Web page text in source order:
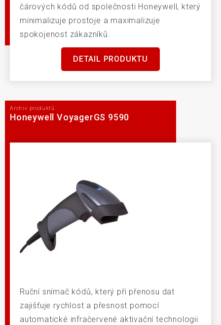
čárových kódů od společnosti Honeywell, který
minimalizuje prostoje a maximalizuje
spokojenost zákazníků.
DETAIL PRODUKTU
Archiv produktů
Honeywell VoyagerGS 9590
Ruční snímač kódů, který při přenosu dat
zajišťuje rychlost a přesnost pomocí
automatické infračervené aktivační technologii